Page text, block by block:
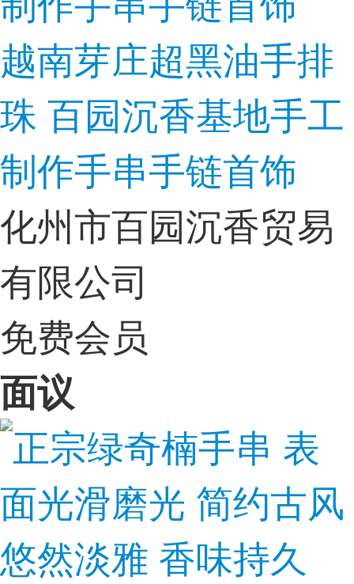
越南芽庄超黑油手排
珠 百园沉香基地手工
制作手串手链首饰
化州市百园沉香贸易
有限公司
免费会员
面议